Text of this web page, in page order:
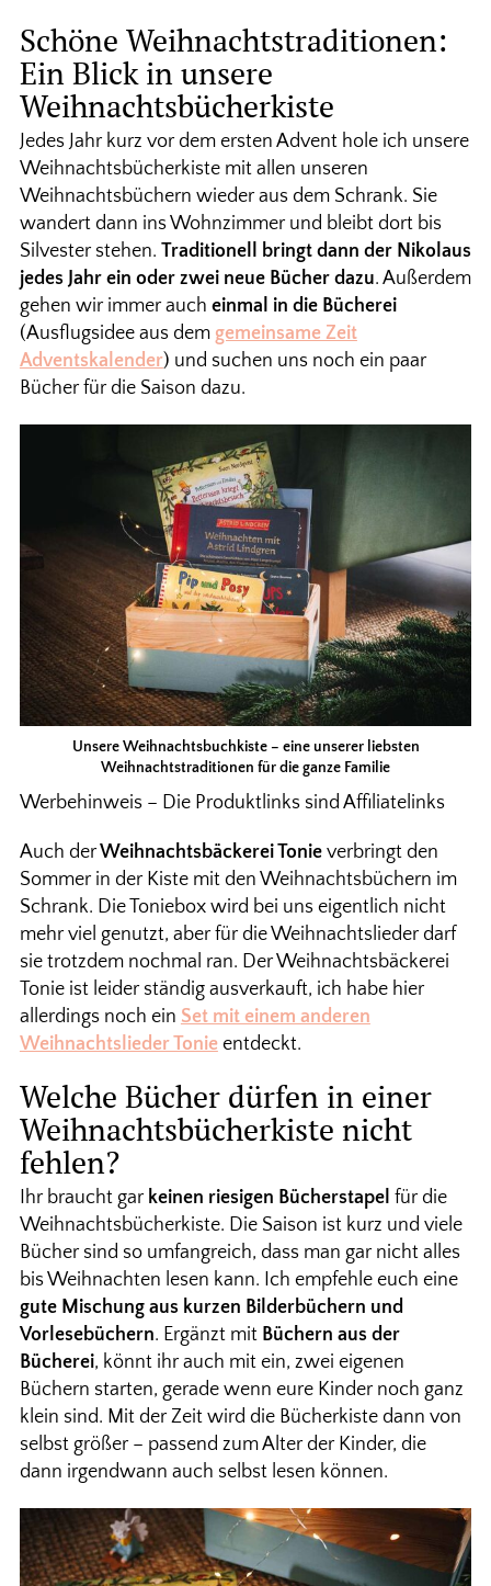
Schöne Weihnachtstraditionen:
Ein Blick in unsere
Weihnachtsbücherkiste
Jedes Jahr kurz vor dem ersten Advent hole ich unsere
Weihnachtsbücherkiste mit allen unseren
Weihnachtsbüchern wieder aus dem Schrank. Sie
wandert dann ins Wohnzimmer und bleibt dort bis
Silvester stehen. Traditionell bringt dann der Nikolaus
jedes Jahr ein oder zwei neue Bücher dazu. Außerdem
gehen wir immer auch einmal in die Bücherei
(Ausflugsidee aus dem gemeinsame Zeit
Adventskalender) und suchen uns noch ein paar
Bücher für die Saison dazu.
Unsere Weihnachtsbuchkiste – eine unserer liebsten
Weihnachtstraditionen für die ganze Familie
Werbehinweis – Die Produktlinks sind Affiliatelinks
Auch derWeihnachtsbäckerei Tonieverbringt den
Sommer in der Kiste mit den Weihnachtsbüchern im
Schrank. Die Toniebox wird bei uns eigentlich nicht
mehr viel genutzt, aber für die Weihnachtslieder darf
sie trotzdem nochmal ran. Der Weihnachtsbäckerei
Tonie ist leider ständig ausverkauft, ich habe hier
allerdings noch ein Set mit einem anderen
Weihnachtslieder Tonieentdeckt.
Welche Bücher dürfen in einer
Weihnachtsbücherkiste nicht
fehlen?
Ihr braucht gar keinen riesigen Bücherstapel für die
Weihnachtsbücherkiste. Die Saison ist kurz und viele
Bücher sind so umfangreich, dass man gar nicht alles
bis Weihnachten lesen kann. Ich empfehle euch eine
gute Mischung aus kurzen Bilderbüchern und
Vorlesebüchern. Ergänzt mit Büchern aus der
Bücherei, könnt ihr auch mit ein, zwei eigenen
Büchern starten, gerade wenn eure Kinder noch ganz
klein sind. Mit der Zeit wird die Bücherkiste dann von
selbst größer – passend zum Alter der Kinder, die
dann irgendwann auch selbst lesen können.